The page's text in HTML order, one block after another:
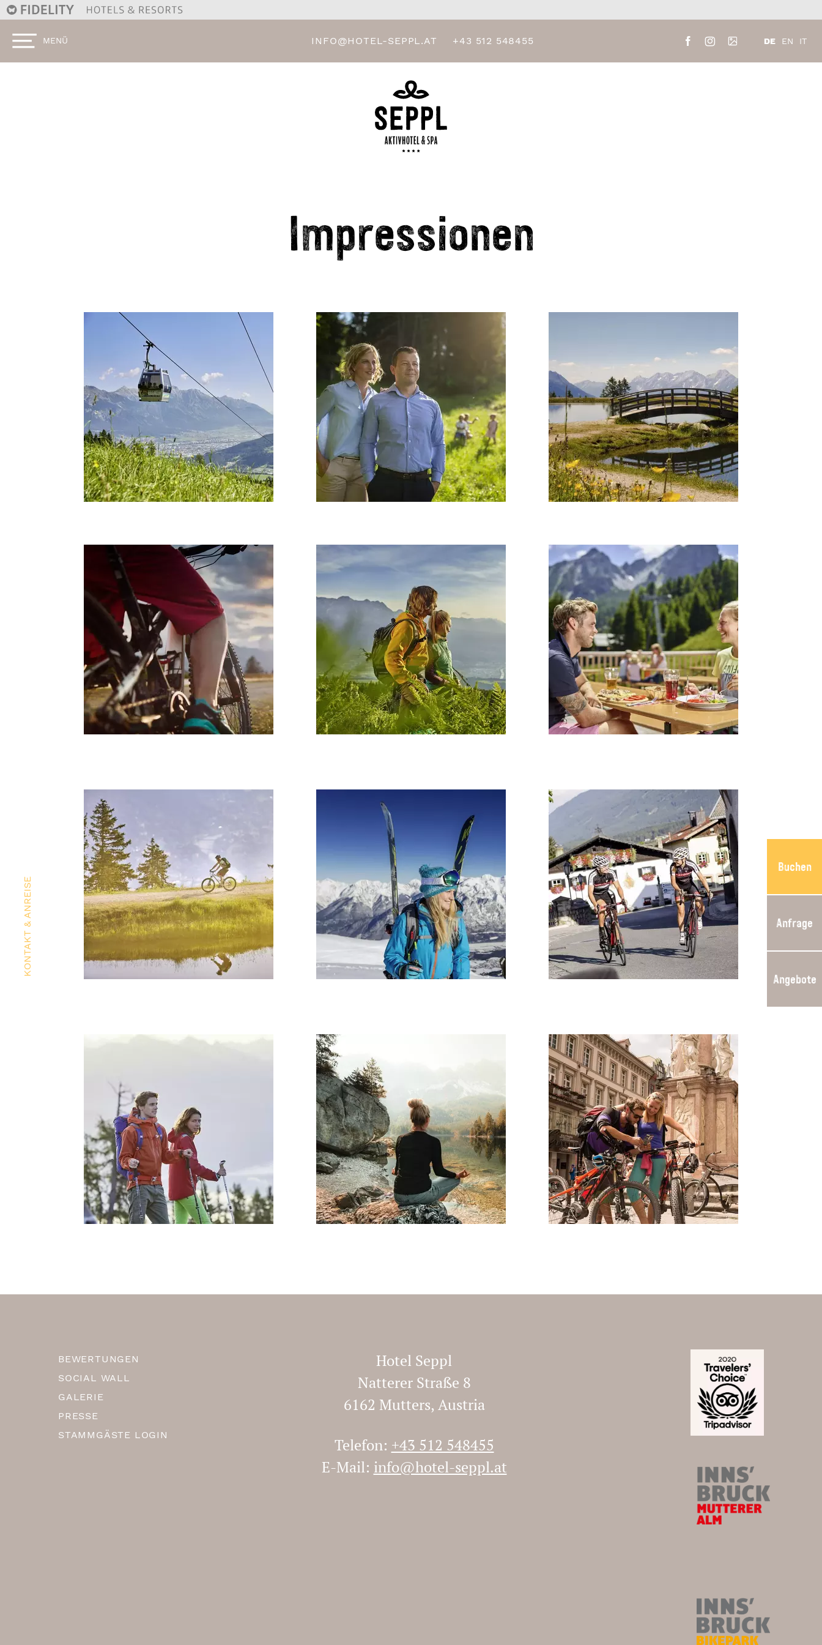
ROMANTIK IM SEPPL 2
NÄCHTE
2 Übernachtungen
10.01.2023 - 19.12.2024
Bei Fragen sind wir für Sie telefonisch
oder per E-mail immer erreichbar.
Buchen
INFO@HOTEL-SEPPL.AT +43 512 548455 DE EN IT
KONTAKT & ANREISE
Buchen
Anfrage
Angebote
Impressionen
BEWERTUNGEN
SOCIAL WALL
GALERIE
PRESSE
STAMMGÄSTE LOGIN
Hotel Seppl
Natterer Straße 8
6162 Mutters, Austria
Telefon: +43 512 548455
E-Mail: info@hotel-seppl.at